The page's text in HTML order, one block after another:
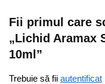
Fii primul care
„Lichid Aramax
10ml”
Trebuie să fii autentificat